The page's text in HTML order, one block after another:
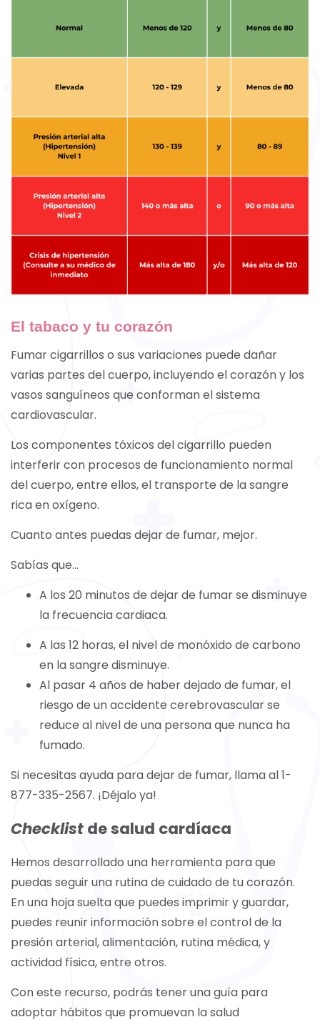
El tabaco y tu corazón
Fumar cigarrillos o sus variaciones puede dañar
varias partes del cuerpo, incluyendo el corazón y los
vasos sanguíneos que conforman el sistema
cardiovascular.
Los componentes tóxicos del cigarrillo pueden
interferir con procesos de funcionamiento normal
del cuerpo, entre ellos, el transporte de la sangre
rica en oxígeno.
Cuanto antes puedas dejar de fumar, mejor.
Sabías que…
A los 20 minutos de dejar de fumar se disminuye
la frecuencia cardiaca.
A las 12 horas, el nivel de monóxido de carbono
en la sangre disminuye.
Al pasar 4 años de haber dejado de fumar, el
riesgo de un accidente cerebrovascular se
reduce al nivel de una persona que nunca ha
fumado.
Si necesitas ayuda para dejar de fumar, llama al 1-
877-335-2567. ¡Déjalo ya!
Checklist de salud cardíaca
Hemos desarrollado una herramienta para que
puedas seguir una rutina de cuidado de tu corazón.
En una hoja suelta que puedes imprimir y guardar,
puedes reunir información sobre el control de la
presión arterial, alimentación, rutina médica, y
actividad física, entre otros.
Con este recurso, podrás tener una guía para
adoptar hábitos que promuevan la salud